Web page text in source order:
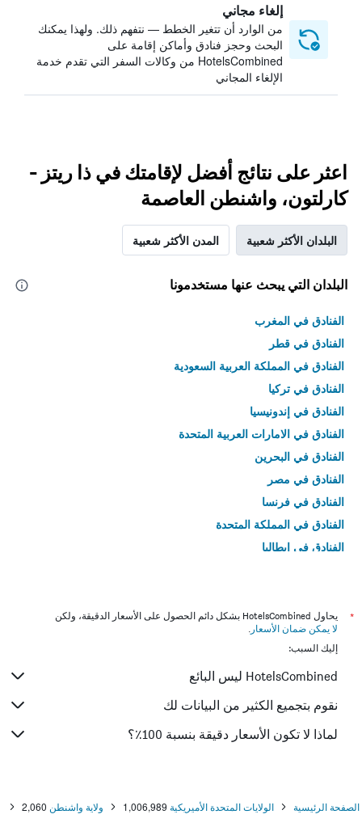
إلغاء مجاني
من الوارد أن تتغير الخطط — نتفهم ذلك. ولهذا يمكنك
البحث وحجز فنادق وأماكن إقامة على
HotelsCombined من وكالات السفر التي تقدم خدمة
الإلغاء المجاني
اعثر على نتائج أفضل لإقامتك في ذا ريتز -
كارلتون، واشنطن العاصمة
البلدان الأكثر شعبية المدن الأكثر شعبية
البلدان التي يبحث عنها مستخدمونا
الفنادق في المغرب
الفنادق في قطر
الفنادق في المملكة العربية السعودية
الفنادق في تركيا
الفنادق في إندونيسيا
الفنادق في الامارات العربية المتحدة
الفنادق في البحرين
الفنادق في مصر
الفنادق في فرنسا
الفنادق في المملكة المتحدة
الفنادق في إيطاليا
*
يحاول HotelsCombined بشكل دائم الحصول على الأسعار الدقيقة، ولكن
لا يمكن ضمان الأسعار .
إليك السبب:
HotelsCombined ليس البائع
نقوم بتجميع الكثير من البيانات لك
لماذا لا تكون الأسعار دقيقة بنسبة 100٪؟
الصفحة الرئيسية الولايات المتحدة الأميريكية 1,006,989 ولاية واشنطن 2,060